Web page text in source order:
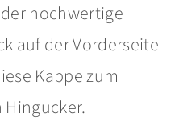
hochwertige
auf der Vorderseite
Kappe zum